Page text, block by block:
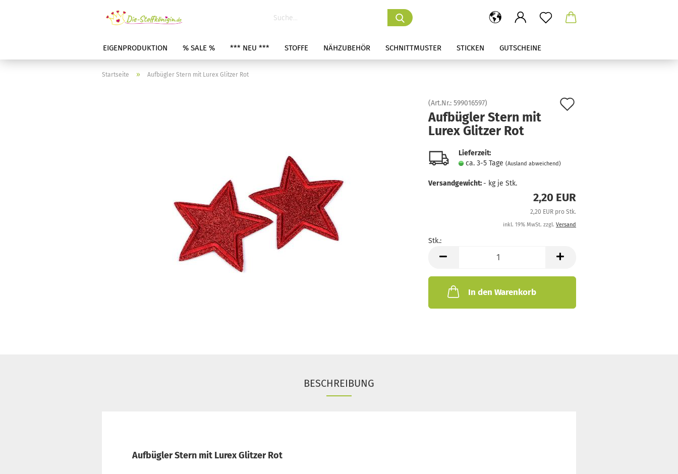
EIGENPRODUKTION % SALE % *** NEU *** STOFFE NÄHZUBEHÖR SCHNITTMUSTER STICKEN GUTSCHEINE
Startseite » Aufbügler Stern mit Lurex Glitzer Rot
(Art.Nr.: 599016597)
Aufbügler Stern mit
Lurex Glitzer Rot
Lieferzeit:
ca. 3-5 Tage (Ausland abweichend)
Versandgewicht:- kg je Stk.
2,20 EUR
2,20 EUR pro Stk.
inkl. 19% MwSt. zzgl. Versand
Stk.:
In den Warenkorb
BESCHREIBUNG
Aufbügler Stern mit Lurex Glitzer Rot